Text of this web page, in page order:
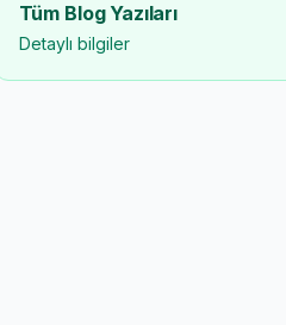
Tüm Blog Yazıları
Detaylı bilgiler